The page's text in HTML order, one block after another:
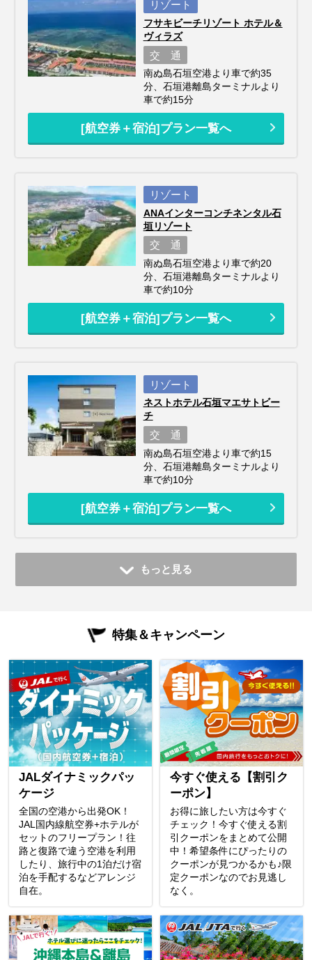
リゾート
フサキビーチリゾート ホテル＆
ヴィラズ
交 通
南ぬ島石垣空港より車で約35
分、石垣港離島ターミナルより
車で約15分
[航空券＋宿泊]プラン一覧へ
リゾート
ANAインターコンチネンタル石
垣リゾート
交 通
南ぬ島石垣空港より車で約20
分、石垣港離島ターミナルより
車で約10分
[航空券＋宿泊]プラン一覧へ
リゾート
ネストホテル石垣マエサトビー
チ
交 通
南ぬ島石垣空港より車で約15
分、石垣港離島ターミナルより
車で約10分
[航空券＋宿泊]プラン一覧へ
もっと見る
特集＆キャンペーン
JALダイナミックパッ
ケージ
全国の空港から出発OK！
JAL国内線航空券+ホテルが
セットのフリープラン！往
路と復路で違う空港を利用
したり、旅行中の1泊だけ宿
泊を手配するなどアレンジ
自在。
今すぐ使える【割引ク
ーポン】
お得に旅したい方は今すぐ
チェック！今すぐ使える割
引クーポンをまとめて公開
中！希望条件にぴったりの
クーポンが見つかるかも♪限
定クーポンなのでお見逃し
なく。